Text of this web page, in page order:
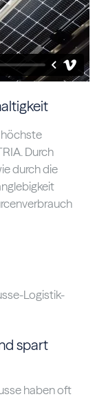
höchste
Durch
durch die
spart
haben oft